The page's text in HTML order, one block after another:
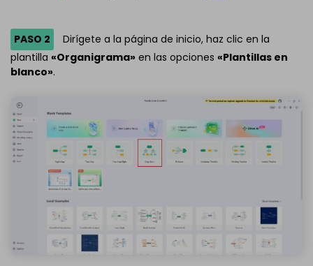
PASO 2
Dirígete a la página de inicio, haz clic en la
plantilla «Organigrama» en las opciones «Plantillas en
blanco».